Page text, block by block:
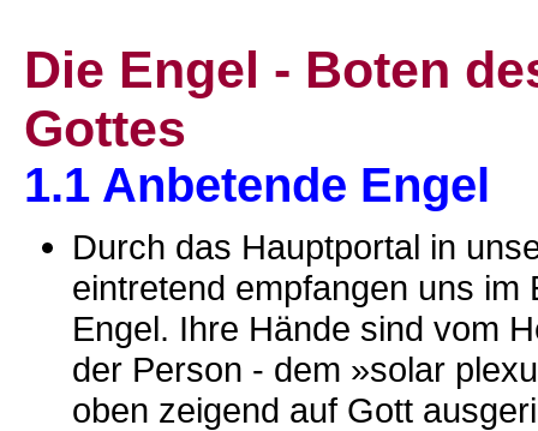
Die Engel - Boten
Gottes
1.1 Anbetende Engel
Durch das Hauptportal in
eintretend empfangen uns im
Engel. Ihre Hände sind vom
der Person - dem »solar
oben zeigend auf Gott